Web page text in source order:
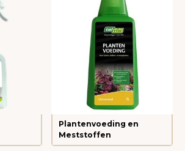
Plantenvoeding en
Meststoffen